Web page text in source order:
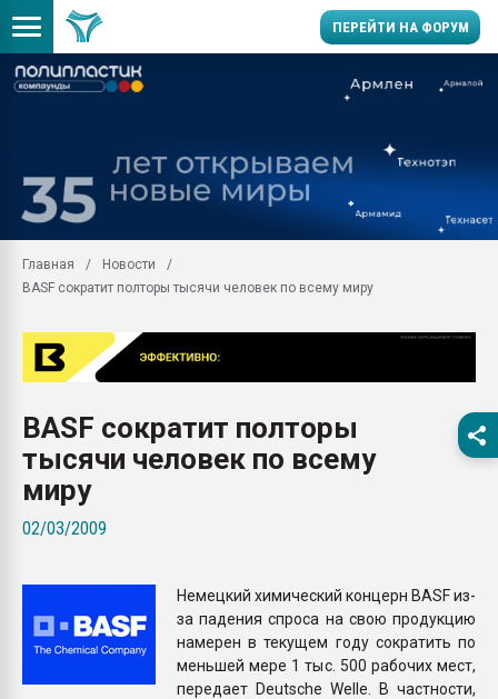
ПЕРЕЙТИ НА ФОРУМ
цикла
заводу пластмасс"
28.07.2026
пластмасс
28.07.2026
ситуацией на
ПЕРЕЙТИ НА
Главная
Новости
BASF сократит полторы тысячи человек по всему миру
BASF сократит полторы
тысячи человек по всему
миру
02/03/2009
Немецкий химический концерн BASF из-
за падения спроса на свою продукцию
намерен в текущем году сократить по
меньшей мере 1 тыс. 500 рабочих мест,
передает Deutsche Welle. В частности,